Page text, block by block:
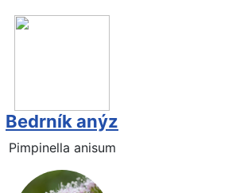
Bedrník anýz
Pimpinella anisum